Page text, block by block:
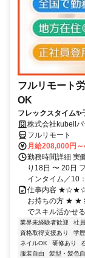
フルリモート
OK
フレックスタイム
株式会社kubellパ
フルリモート
月給208,000円
勤務時間詳細 実
り18日 〜 20日
インタイム／10
仕事内容
お持ちの方 ★ ★
でスキル活
業界未経験者歓迎 社
資格取得支援あり
学
ネイルOK
研修あり
服装自由
髪型・髪色